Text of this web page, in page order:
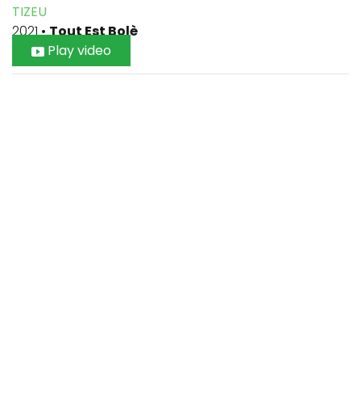
TIZEU
2021•Tout Est Bolè
Play video